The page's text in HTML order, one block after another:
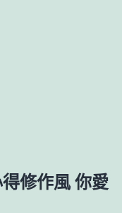
修作風 你愛